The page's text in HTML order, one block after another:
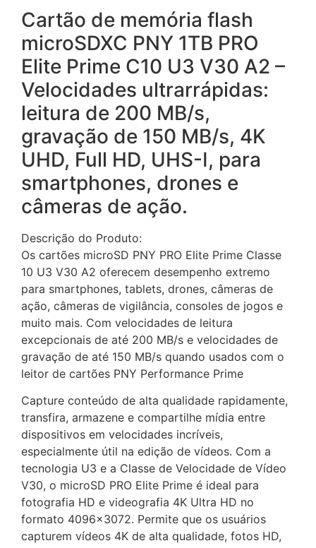
Cartão de memória flash
microSDXC PNY 1TB PRO
Elite Prime C10 U3 V30 A2 –
Velocidades ultrarrápidas:
leitura de 200 MB/s,
gravação de 150 MB/s, 4K
UHD, Full HD, UHS-I, para
smartphones, drones e
câmeras de ação.
Descrição do Produto:
Os cartões microSD PNY PRO Elite Prime Classe
10 U3 V30 A2 oferecem desempenho extremo
para smartphones, tablets, drones, câmeras de
ação, câmeras de vigilância, consoles de jogos e
muito mais. Com velocidades de leitura
excepcionais de até 200 MB/s e velocidades de
gravação de até 150 MB/s quando usados ​​com o
leitor de cartões PNY Performance Prime
Capture conteúdo de alta qualidade rapidamente,
transfira, armazene e compartilhe mídia entre
dispositivos em velocidades incríveis,
especialmente útil na edição de vídeos. Com a
tecnologia U3 e a Classe de Velocidade de Vídeo
V30, o microSD PRO Elite Prime é ideal para
fotografia HD e videografia 4K Ultra HD no
formato 4096×3072. Permite que os usuários
capturem vídeos 4K de alta qualidade, fotos HD,